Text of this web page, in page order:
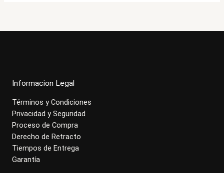
Informacion Legal
Términos y Condiciones
Privacidad y Seguridad
Proceso de Compra
Derecho de Retracto
Tiempos de Entrega
Garantía